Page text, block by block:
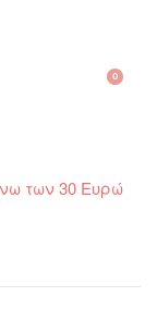
0
των 30 Ευρώ